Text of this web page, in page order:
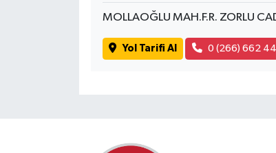
MOLLAOĞLU MAH.F.R. ZORLU
Yol Tarifi Al 0 (266) 662